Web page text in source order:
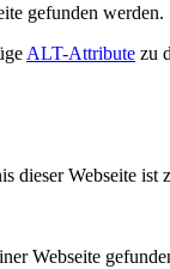
gefunden werden.
ALT-Attribute zu
dieser Webseite ist
Webseite